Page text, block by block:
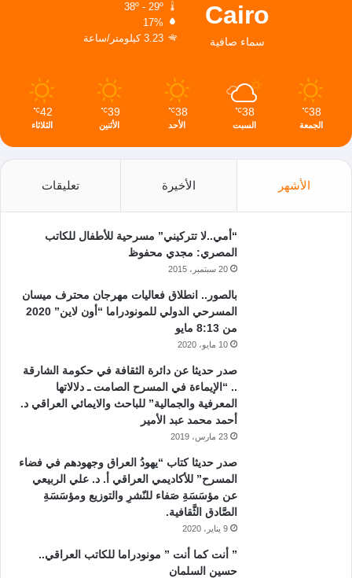
Cairo
سماء صافية
38º - 29º
17%
3.23 كيلومتر/ساعة
38
℃
الجمعة
38
℃
السبت
38
℃
الأحد
39
℃
الأثنين
42
℃
الثلاثاء
الأشهر الأخيرة تعليقات
“أمي..لا تتركيني” مسرحية للأطفال للكاتب
المصري: مجدي محفوظ
20 سبتمبر، 2015
بالصور.. انطلاق فعاليات مهرجان محترف ميسان
المسرحي الدولي للمونودراما “أون لاين” 2020
من 8:13 مايو
10 مايو، 2020
صدر حديثا عن دائرة الثقافة في حكومة الشارقة
.. “الإيماءة في المسرح الصامت ـ دلالاتها
المعرفية والجمالية” للباحث والايمائي العراقي د.
أحمد محمد عبد الأمير
23 مارس، 2019
صدر حديثا كتاب “يهودُ العراق وجهودهم في فضاء
المسرح” للأكاديمي العراقي أ. د. علي الربيعي
عن مؤسَسَةِ صَفاء للنّشرِ والتوزيع ومؤسَسَةِ
الصَّادق الثَّقافية.
9 يناير، 2020
” أنت كما أنت ” مونودراما للكاتب العراقي..
حسين السلمان